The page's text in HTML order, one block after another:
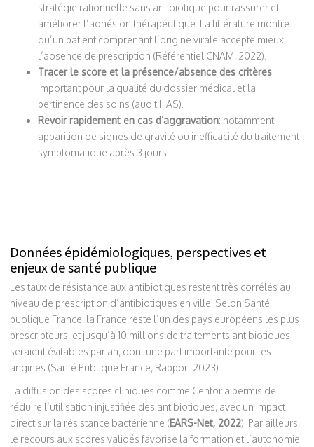
stratégie rationnelle sans antibiotique pour rassurer et
améliorer l’adhésion thérapeutique. La littérature montre
qu’un patient comprenant l’origine virale accepte mieux
l’absence de prescription (Référentiel CNAM, 2022).
Tracer le score et la présence/absence des critères:
important pour la qualité du dossier médical et la
pertinence des soins (audit HAS).
Revoir rapidement en cas d’aggravation: notamment
apparition de signes de gravité ou inefficacité du traitement
symptomatique après 3 jours.
Données épidémiologiques, perspectives et
enjeux de santé publique
Les taux de résistance aux antibiotiques restent très corrélés au
niveau de prescription d’antibiotiques en ville. Selon Santé
publique France, la France reste l’un des pays européens les plus
prescripteurs, et jusqu’à 10 millions de traitements antibiotiques
seraient évitables par an, dont une part importante pour les
angines (Santé Publique France, Rapport 2023).
La diffusion des scores cliniques comme Centor a permis de
réduire l’utilisation injustifiée des antibiotiques, avec un impact
direct sur la résistance bactérienne (EARS-Net, 2022). Par ailleurs,
le recours aux scores validés favorise la formation et l’autonomie